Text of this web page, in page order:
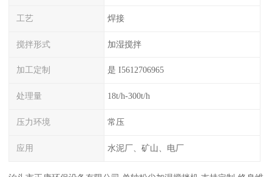
工艺 焊接
搅拌形式 加湿搅拌
加工定制 是 I5612706965
处理量 18t/h-300t/h
压力环境 常压
应用 水泥厂、矿山、电厂